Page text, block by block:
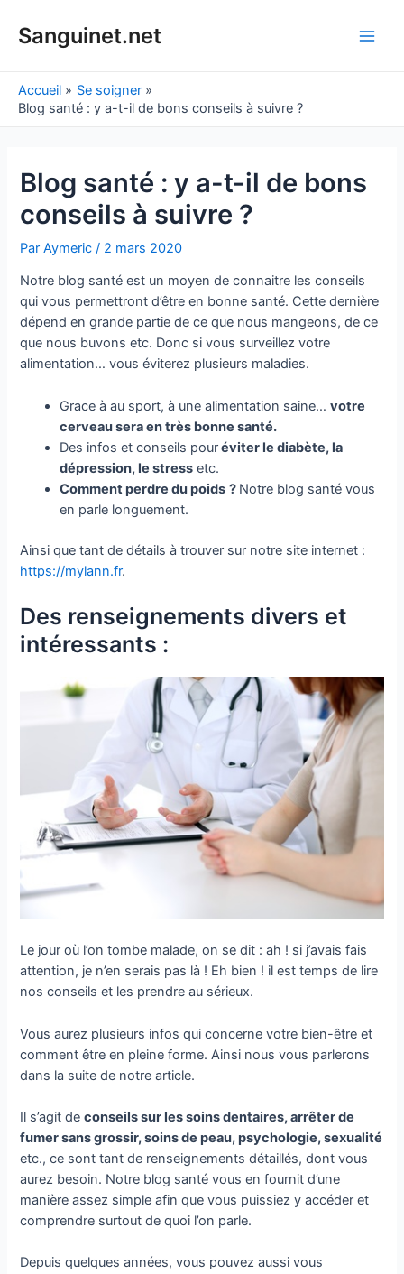
Sanguinet.net
Accueil
Se soigner
Blog santé : y a-t-il de bons conseils à suivre ?
Blog santé : y a-t-il de bons
conseils à suivre ?
ParAymeric/ 2 mars 2020
Notre blog santé est un moyen de connaitre les conseils
qui vous permettront d’être en bonne santé. Cette dernière
dépend en grande partie de ce que nous mangeons, de ce
que nous buvons etc. Donc si vous surveillez votre
alimentation… vous éviterez plusieurs maladies.
Grace à au sport, à une alimentation saine…votre
cerveau sera en très bonne santé.
Des infos et conseils pouréviter le diabète, la
dépression, le stress etc.
Comment perdre du poids ? Notre blog santé vous
en parle longuement.
Ainsi que tant de détails à trouver sur notre site internet :
https://mylann.fr.
Des renseignements divers et
intéressants :
Le jour où l’on tombe malade, on se dit : ah ! si j’avais fais
attention, je n’en serais pas là ! Eh bien ! il est temps de lire
nos conseils et les prendre au sérieux.
Vous aurez plusieurs infos qui concerne votre bien-être et
comment être en pleine forme. Ainsi nous vous parlerons
dans la suite de notre article.
Il s’agit deconseils sur les soins dentaires,arrêter de
fumer sans grossir, soins de peau, psychologie, sexualité
etc., ce sont tant de renseignements détaillés, dont vous
aurez besoin. Notre blog santé vous en fournit d’une
manière assez simple afin que vous puissiez y accéder et
comprendre surtout de quoi l’on parle.
Depuis quelques années, vous pouvez aussi vous